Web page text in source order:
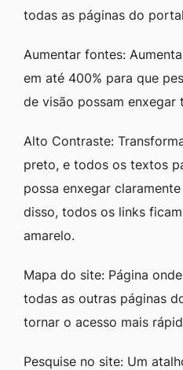
todas as páginas do
Aumentar fontes:
em até 400% para que
de visão possam enxegar
Alto Contraste:
preto, e todos os textos
possa enxegar
disso, todos os links
amarelo.
Mapa do site: Página
todas as outras páginas
tornar o acesso mais
Pesquise no site: Um